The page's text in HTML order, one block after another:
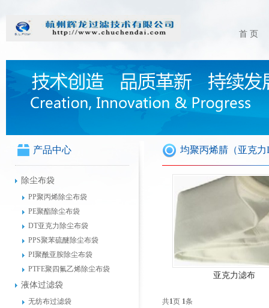
首 页
产品中心
除尘布袋
PP聚丙烯除尘布袋
PE聚酯除尘布袋
DT亚克力除尘布袋
PPS聚苯硫醚除尘布袋
PI聚酰亚胺除尘布袋
PTFE聚四氟乙烯除尘布袋
液体过滤袋
无纺布过滤袋
均聚丙烯腈（亚克力
亚克力滤布
共1页 1条